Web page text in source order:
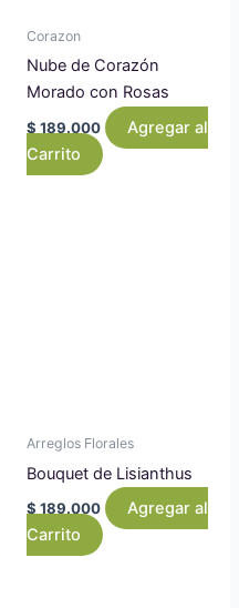
Corazon
Nube de Corazón
Morado con Rosas
$ 189.000
Agregar al
Carrito
Arreglos Florales
Bouquet de Lisianthus
$ 189.000
Agregar al
Carrito